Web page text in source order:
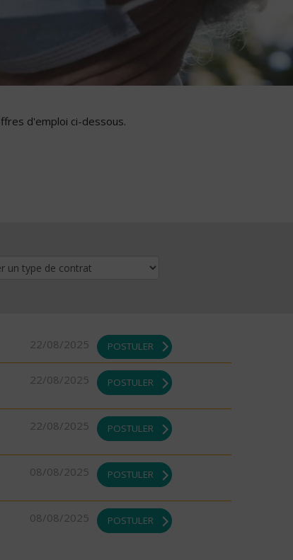
d'emploi ci-dessous.
22/08/2025 POSTULER
22/08/2025 POSTULER
22/08/2025 POSTULER
08/08/2025 POSTULER
08/08/2025 POSTULER